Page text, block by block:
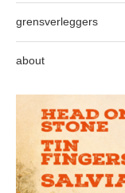
grensverleggers
about